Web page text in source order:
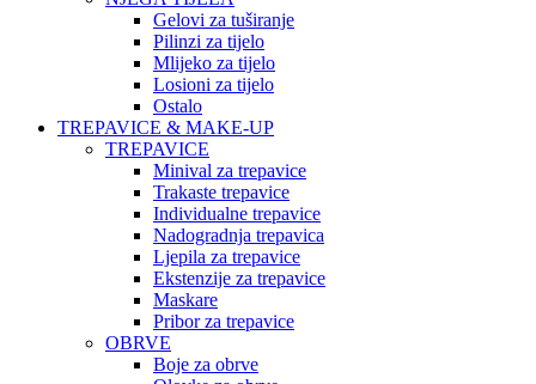
Gelovi za tuširanje
Pilinzi za tijelo
Mlijeko za tijelo
Losioni za tijelo
Ostalo
TREPAVICE & MAKE-UP
TREPAVICE
Minival za trepavice
Trakaste trepavice
Individualne trepavice
Nadogradnja trepavica
Ljepila za trepavice
Ekstenzije za trepavice
Maskare
Pribor za trepavice
OBRVE
Boje za obrve